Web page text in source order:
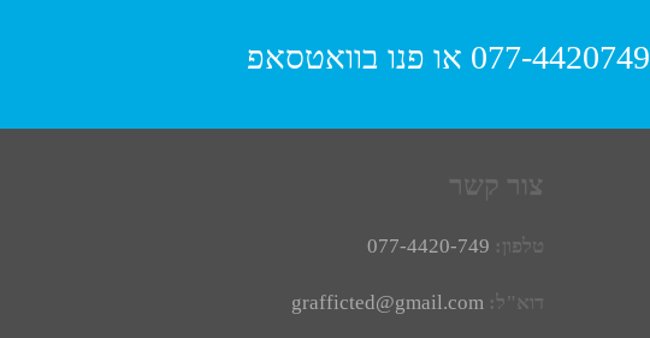
077-4420749 או פנו בוואטסאפ
צור קשר
טלפון: 077-4420-749
דוא"ל: grafficted@gmail.com